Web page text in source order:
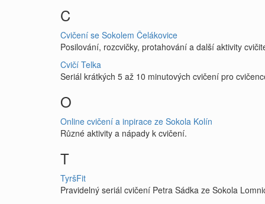
C
Cvičení se Sokolem Čelákovice
Posilování, rozcvičky, protahování a další aktivity
Cvičí Telka
Seriál krátkých 5 až 10 minutových cvičení pro
O
Online cvičení a inpirace ze Sokola Kolín
Různé aktivity a nápady k cvičení.
T
TyršFit
Pravidelný seriál cvičení Petra Sádka ze Sokola